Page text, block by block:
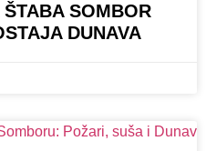
SOMBOR
DUNAVA